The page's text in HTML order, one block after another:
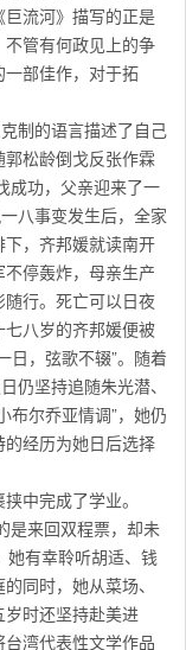
流河》描写的正是
管有何政见上的争
部佳作，对于拓
制的语言描述了自己
松龄倒戈反张作霖
成功，父亲迎来了一
八事变发生后，全家
，齐邦媛就读南开
停轰炸，母亲生产
行。死亡可以日夜
八岁的齐邦媛便被
日，弦歌不辍”。随着
仍坚持追随朱光潜、
布尔乔亚情调”，她仍
经历为她日后选择
中完成了学业。
是来回双程票，却未
她有幸聆听胡适、钱
同时，她从菜场、
时还坚持赴美进
湾代表性文学作品